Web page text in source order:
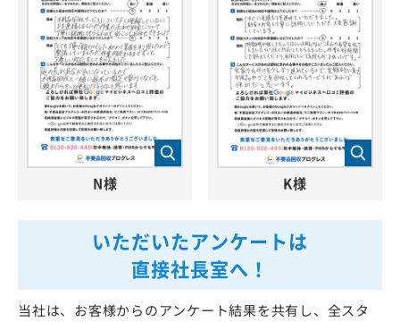
いただいたアンケートは
直接社長室へ！
当社は、お客様からのアンケート結果を共有し、全スタ
N様 K様